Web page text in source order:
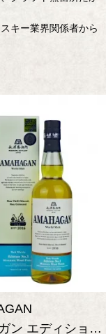
キー業界関係者から
エディションNo.3